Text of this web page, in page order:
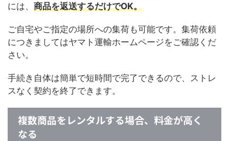
には、 商品を返送するだけでOK。
ご自宅やご指定の場所への集荷も可能です。集荷依頼
につきましてはヤマト運輸ホームページをご確認くだ
さい。
手続き自体は簡単で短時間で完了できるので、ストレ
スなく契約を終了できます。
複数商品をレンタルする場合、料金が高く
なる